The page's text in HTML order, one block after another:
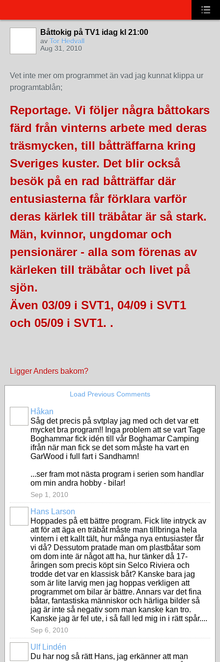
Båttokig på TV1 idag kl 21:00
av Tor Hedvall
Aug 31, 2010
Vet inte mer om programmet än vad jag kunnat klippa ur
programtablån;
Reportage. Vi följer några båttokars
färd från vinterns arbete med deras
träsmycken, till båtträffarna kring
Sveriges kuster. Det blir också
besök på en rad båtträffar där
entusiasterna får förklara varför
deras kärlek till träbåtar är så stark.
Män, kvinnor, ungdomar och
pensionärer - alla som förenas av
kärleken till träbåtar och livet på
sjön.
Även 03/09 i SVT1, 04/09 i SVT1
och 05/09 i SVT1. .
Ligger Anders bakom?
Load Previous Comments
Håkan
Såg det precis på svtplay jag med och det var ett
mycket bra program!! Inga problem att se vart Tage
Boghammar fick idén till vår Boghamar Camping
ifrån när man fick se det som måste ha vart en
GarWood i full fart i Sandhamn!
...ser fram mot nästa program i serien som handlar
om min andra hobby - bilar!
Sep 1, 2010
Hans Larson
Hoppades på ett bättre program. Fick lite intryck av
att för att äga en träbåt måste man tillbringa hela
vintern i ett kallt tält, hur många nya entusiaster får
vi då? Dessutom pratade man om plastbåtar som
om dom inte är något att ha, hur tänker då 17-
åringen som precis köpt sin Selco Riviera och
trodde det var en klassisk båt? Kanske bara jag
som är lite larvig men jag hoppas verkligen att
programmet om bilar är bättre. Annars var det fina
båtar, fantastiska människor och härliga bilder så
jag är inte så negativ som man kanske kan tro.
Kanske jag är fel ute, i så fall led mig in i rätt spår....
Sep 6, 2010
Ulf Lindén
Du har nog så rätt Hans, jag erkänner att man